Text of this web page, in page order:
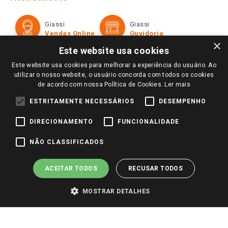
Televendas
Perguntas frequentes
Trabalhe Conosco
Identidade Visual
Formas de Pagamento
Políticas de entrega
Trocas e Devoluções
Giassi
Vendas Online
Giassi
Ouvidoria
Redes Sociais
Pagamento e Segurança
×
Este website usa cookies
Este website usa cookies para melhorar a experiência do usuário. Ao
utilizar o nosso website, o usuário concorda com todos os cookies
de acordo com nossa Política de Cookies. Ler mais
ESTRITAMENTE NECESSÁRIOS DESEMPENHO
DIRECIONAMENTO FUNCIONALIDADE
NÃO CLASSIFICADOS
ACEITAR TODOS RECUSAR TODOS
MOSTRAR DETALHES